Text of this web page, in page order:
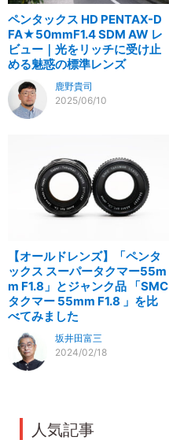
ペンタックス HD PENTAX-D
FA★50mmF1.4 SDM AW レ
ビュー｜光をリッチに受け止
める魅惑の標準レンズ
鹿野貴司
2025/06/10
【オールドレンズ】「ペンタ
ックス スーパータクマー55m
m F1.8」とジャンク品 「SMC
タクマー 55mm F1.8 」を比
べてみました
坂井田富三
2024/02/18
人気記事